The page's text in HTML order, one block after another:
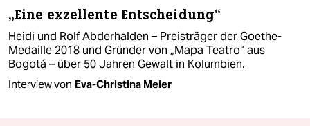
„Eine exzellente Entscheidung“
Heidi und Rolf Abderhalden – Preisträger der Goethe-
Medaille 2018 und Gründer von „Mapa Teatro“ aus
Bogotá – über 50 Jahren Gewalt in Kolumbien.
Interview von Eva-Christina Meier